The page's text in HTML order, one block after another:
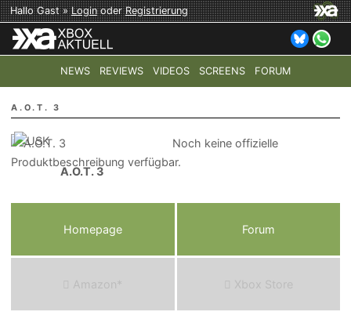
Hallo Gast »LoginoderRegistrierung
NEWS REVIEWS VIDEOS SCREENS FORUM
TOP-THEMEN: COD: MODERN WARFARE 4 HALO:
A.O.T. 3
A.O.T. 3
Noch keine offizielle
Produktbeschreibung verfügbar.
Homepage Forum
Amazon* Xbox Store